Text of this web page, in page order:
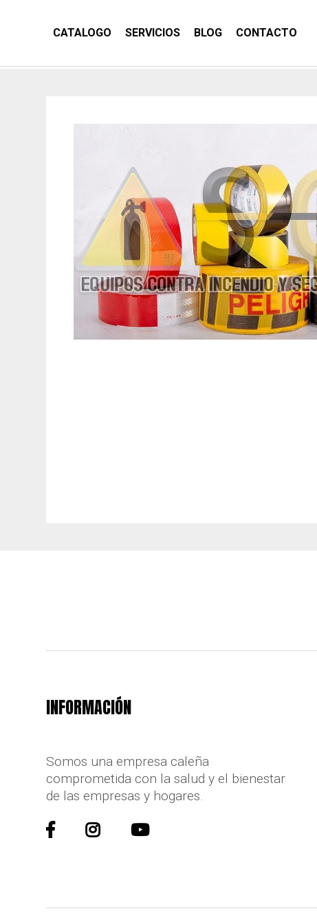
CATALOGO SERVICIOS BLOG CONTACTO
INFORMACIÓN
Somos una empresa caleña
comprometida con la salud y el bienestar
de las empresas y hogares.